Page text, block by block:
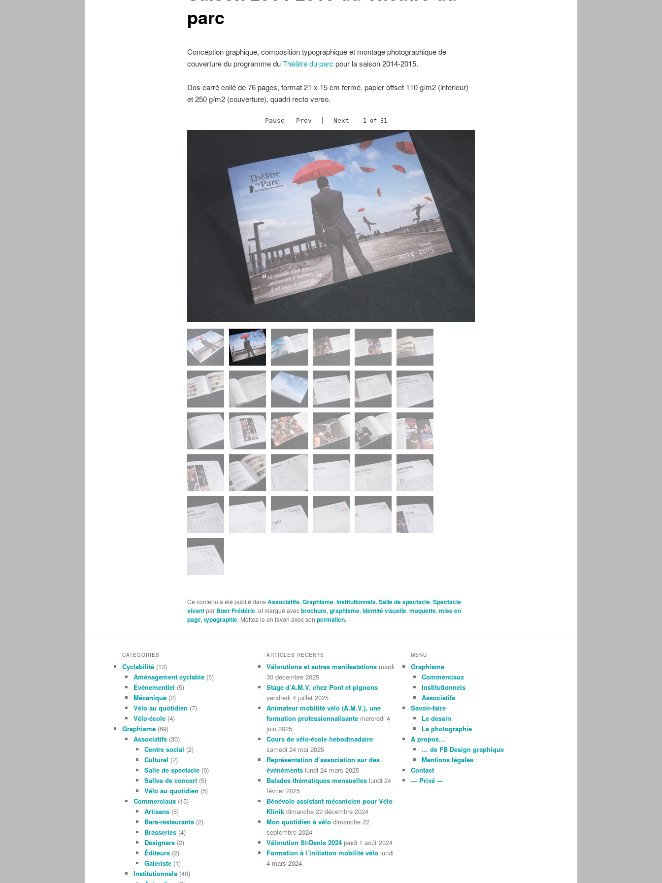
parc
Conception graphique, composition typographique et montage photographique de
couverture du programme duThéâtre du parc pour la saison 2014-2015.
Dos carré collé de 76 pages, format 21 x 15 cm fermé, papier offset 110 g/m2 (intérieur)
et 250 g/m2 (couverture), quadri recto verso.
Pause Prev Next 2 of 31
Ce contenu a été publié dansAssociatifs, Graphisme, Institutionnels, Salle de spectacle, Spectacle
vivantpar Buer Frédéric, et marqué avecbrochure, graphisme, identité visuelle, maquette, mise en
page, typographie. Mettez-le en favori avec son permalien.
CATÉGORIES
Cyclabilité (13)
Aménagement cyclable(5)
Événementiel (5)
Mécanique(2)
Vélo au quotidien (7)
Vélo-école(4)
Graphisme (69)
Associatifs(30)
Centre social (2)
Culturel (2)
Salle de spectacle (9)
Salles de concert (5)
Vélo au quotidien (5)
Commerciaux(15)
Artisans (5)
Bars-restaurants (2)
Brasseries (4)
Designers (2)
Éditeurs (2)
Galeriste (1)
Institutionnels(40)
ARTICLES RÉCENTS
Vélorutions et autres manifestations mardi
30 décembre 2025
Stage d’A.M.V. chez Pont et pignons
vendredi 4 juillet 2025
Animateur mobilité vélo (A.M.V.), une
formation professionnalisante mercredi 4
juin 2025
Cours de vélo-école hebodmadaire
samedi 24 mai 2025
Représentation d’association sur des
événéments lundi 24 mars 2025
Balades thématiques mensuelles lundi 24
février 2025
Bénévole assistant mécanicien pour Vélo
Klinik dimanche 22 décembre 2024
Mon quotidien à vélo dimanche 22
septembre 2024
Vélorution St-Denis 2024 jeudi 1 août 2024
Formation à l’initiation mobilité vélo lundi
4 mars 2024
MENU
Graphisme
Commerciaux
Institutionnels
Associatifs
Savoir-faire
Le dessin
La photographie
À propos…
… de FB Design graphique
Mentions légales
Contact
— Privé —